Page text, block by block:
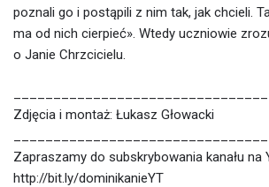
poznali go i postąpili z nim tak, jak chcieli.
ma od nich cierpieć». Wtedy uczniowie
o Janie Chrzcicielu.
Zdjęcia i montaż: Łukasz Głowacki
Zapraszamy do subskrybowania kanału na
http://bit.ly/dominikanieYT